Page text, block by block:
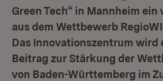
Green Tech“ in Mannheim
aus dem Wettbewerb
Das Innovationszentrum wird
Beitrag zur Stärkung der
von Baden-Württemberg im